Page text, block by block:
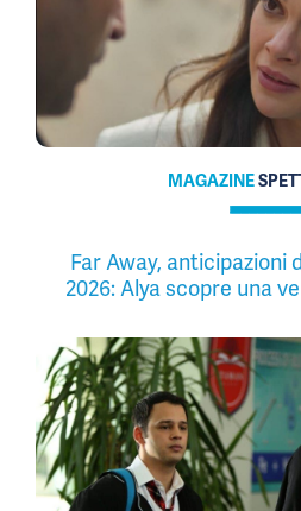
MAGAZINE
Far Away, anticipazioni
2026: Alya scopre una